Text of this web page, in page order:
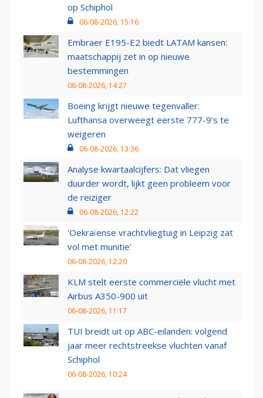
op Schiphol
06-08-2026, 15:16
Embraer E195-E2 biedt LATAM kansen:
maatschappij zet in op nieuwe
bestemmingen
06-08-2026, 14:27
Boeing krijgt nieuwe tegenvaller:
Lufthansa overweegt eerste 777-9’s te
weigeren
06-08-2026, 13:36
Analyse kwartaalcijfers: Dat vliegen
duurder wordt, lijkt geen probleem voor
de reiziger
06-08-2026, 12:22
'Oekraïense vrachtvliegtuig in Leipzig zat
vol met munitie'
06-08-2026, 12:20
KLM stelt eerste commerciële vlucht met
Airbus A350-900 uit
06-08-2026, 11:17
TUI breidt uit op ABC-eilanden: volgend
jaar meer rechtstreekse vluchten vanaf
Schiphol
06-08-2026, 10:24